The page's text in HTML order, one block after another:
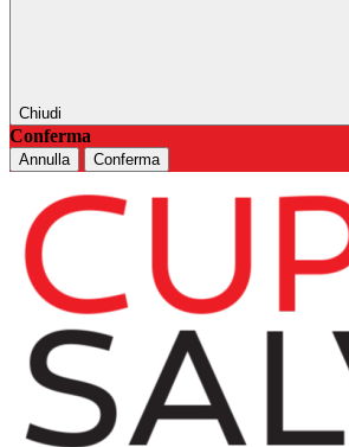
Chiudi
Conferma
Annulla Conferma